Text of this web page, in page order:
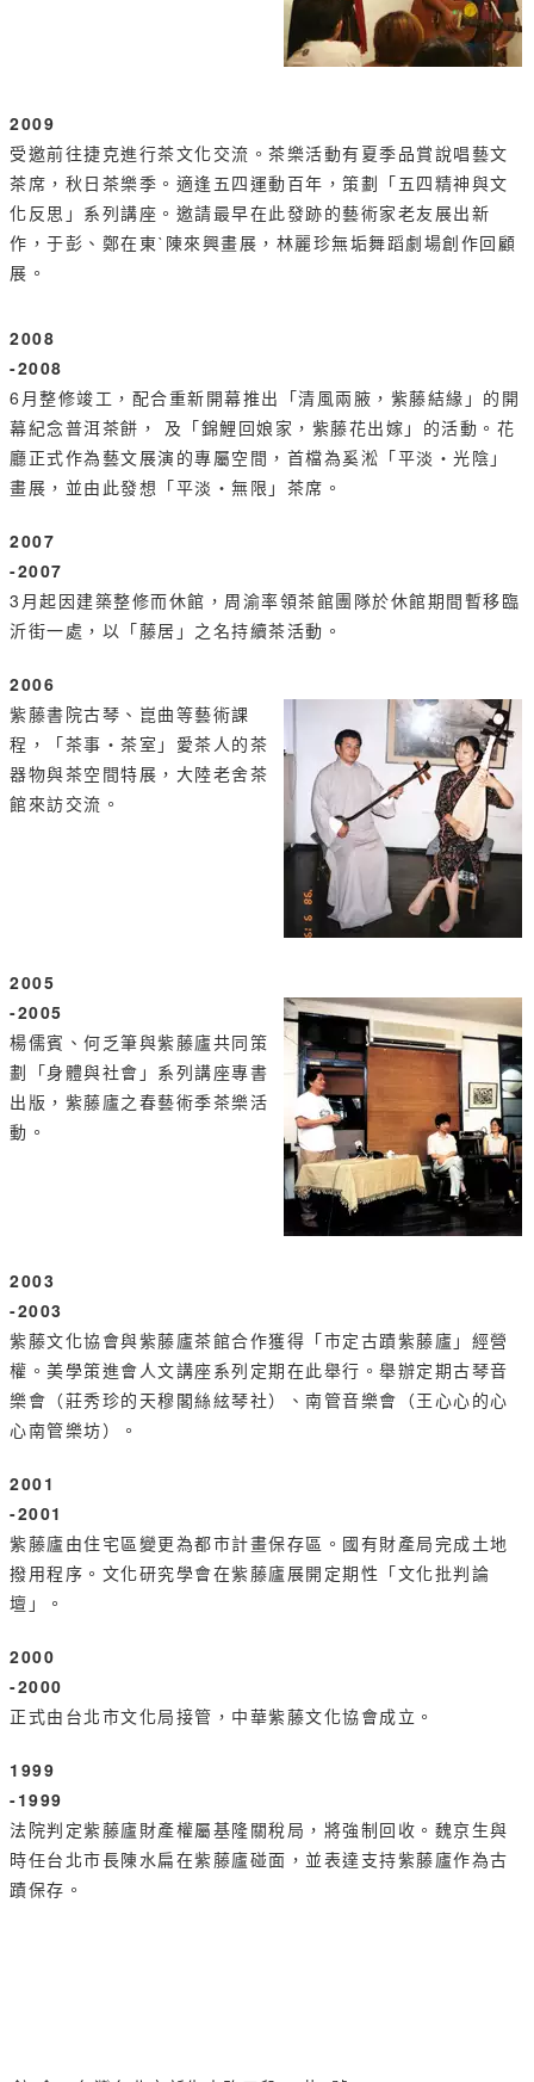
2009
受邀前往捷克進行茶文化交流。茶樂活動有夏季品賞說唱藝文
茶席，秋日茶樂季。適逢五四運動百年，策劃「五四精神與文
化反思」系列講座。邀請最早在此發跡的藝術家老友展出新
作，于彭、鄭在東ˋ陳來興畫展，林麗珍無垢舞蹈劇場創作回顧
展。
2008
-2008
6月整修竣工，配合重新開幕推出「清風兩腋，紫藤結緣」的開
幕紀念普洱茶餅， 及「錦鯉回娘家，紫藤花出嫁」的活動。花
廳正式作為藝文展演的專屬空間，首檔為奚淞「平淡‧光陰」
畫展，並由此發想「平淡‧無限」茶席。
2007
-2007
3月起因建築整修而休館，周渝率領茶館團隊於休館期間暫移臨
沂街一處，以「藤居」之名持續茶活動。
2006
紫藤書院古琴、崑曲等藝術課
程，「茶事‧茶室」愛茶人的茶
器物與茶空間特展，大陸老舍茶
館來訪交流。
2005
-2005
楊儒賓、何乏筆與紫藤廬共同策
劃「身體與社會」系列講座專書
出版，紫藤廬之春藝術季茶樂活
動。
2003
-2003
紫藤文化協會與紫藤廬茶館合作獲得「市定古蹟紫藤廬」經營
權。美學策進會人文講座系列定期在此舉行。舉辦定期古琴音
樂會（莊秀珍的天穆閣絲絃琴社）、南管音樂會（王心心的心
心南管樂坊）。
2001
-2001
紫藤廬由住宅區變更為都市計畫保存區。國有財產局完成土地
撥用程序。文化研究學會在紫藤廬展開定期性「文化批判論
壇」。
2000
-2000
正式由台北市文化局接管，中華紫藤文化協會成立。
1999
-1999
法院判定紫藤廬財產權屬基隆關稅局，將強制回收。魏京生與
時任台北市長陳水扁在紫藤廬碰面，並表達支持紫藤廬作為古
蹟保存。